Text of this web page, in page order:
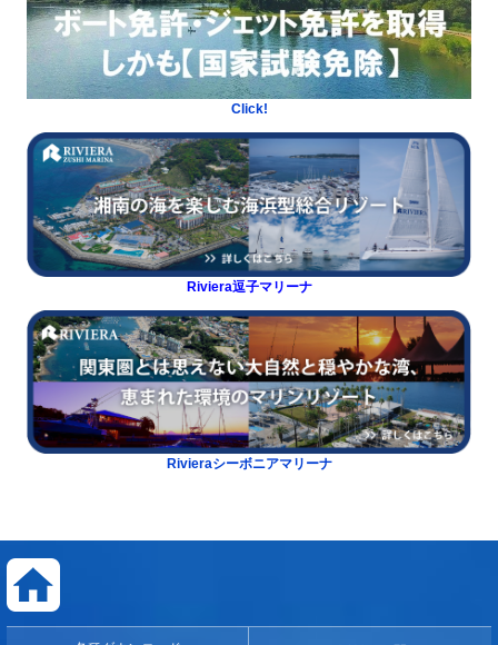
Click!
Riviera逗子マリーナ
Rivieraシーボニアマリーナ